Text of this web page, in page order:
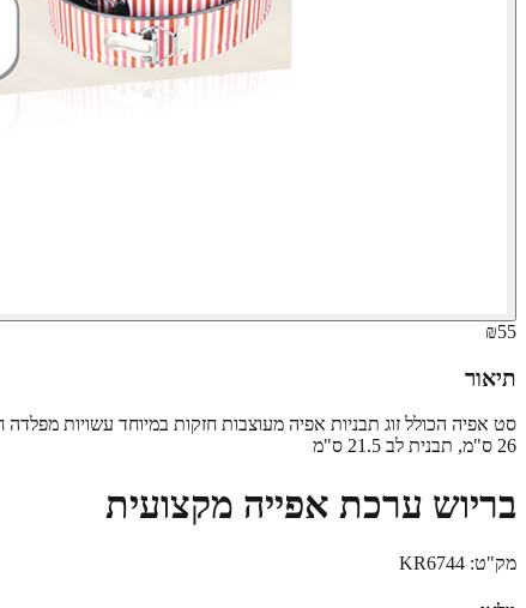
₪55
תיאור
26 ס"מ, תבנית לב 21.5 ס"מ
בריוש ערכת אפייה מקצועית
מק"ט: KR6744